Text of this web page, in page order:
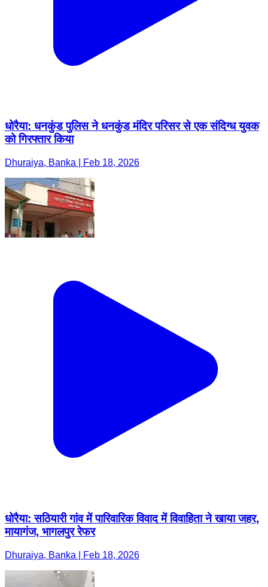
धोरैया: धनकुंड पुलिस ने धनकुंड मंदिर परिसर से एक संदिग्ध युवक
को गिरफ्तार किया
Dhuraiya, Banka | Feb 18, 2026
धोरैया: सठियारी गांव में पारिवारिक विवाद में विवाहिता ने खाया जहर,
मायागंज, भागलपुर रेफर
Dhuraiya, Banka | Feb 18, 2026